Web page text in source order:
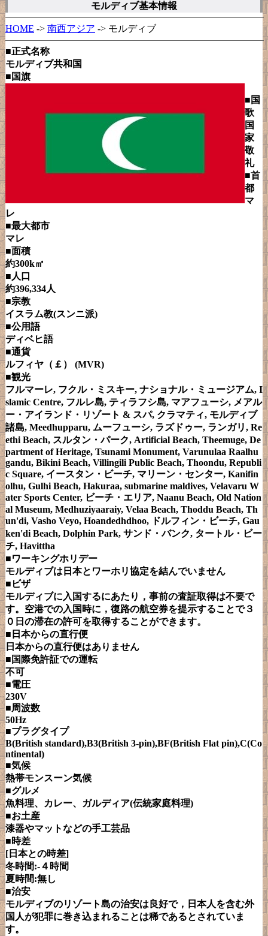
モルディブ基本情報
HOME -> 南西アジア -> モルディブ
■正式名称
モルディブ共和国
■国旗
■国
歌
国
家
敬
礼
■首
都
マ
レ
■最大都市
マレ
■面積
約300k㎡
■人口
約396,334人
■宗教
イスラム教(スンニ派)
■公用語
ディベヒ語
■通貨
ルフィヤ（￡） (MVR)
■観光
フルマーレ, フクル・ミスキー, ナショナル・ミュージアム, I
slamic Centre, フルレ島, ティラフシ島, マアフューシ, メアル
ー・アイランド・リゾート & スパ, クラマティ, モルディブ
諸島, Meedhupparu, ムーフューシ, ラズドゥー, ランガリ, Re
ethi Beach, スルタン・パーク, Artificial Beach, Theemuge, De
partment of Heritage, Tsunami Monument, Varunulaa Raalhu
gandu, Bikini Beach, Villingili Public Beach, Thoondu, Republi
c Square, イースタン・ビーチ, マリーン・センター, Kanifin
olhu, Gulhi Beach, Hakuraa, submarine maldives, Velavaru W
ater Sports Center, ビーチ・エリア, Naanu Beach, Old Nation
al Museum, Medhuziyaaraiy, Velaa Beach, Thoddu Beach, Th
un'di, Vasho Veyo, Hoandedhdhoo, ドルフィン・ビーチ, Gau
ken'di Beach, Dolphin Park, サンド・バンク, タートル・ビー
チ, Havittha
■ワーキングホリデー
モルディブは日本とワーホリ協定を結んでいません
■ビザ
モルディブに入国するにあたり，事前の査証取得は不要で
す。空港での入国時に，復路の航空券を提示することで３
０日の滞在の許可を取得することができます。
■日本からの直行便
日本からの直行便はありません
■国際免許証での運転
不可
■電圧
230V
■周波数
50Hz
■プラグタイプ
B(British standard),B3(British 3-pin),BF(British Flat pin),C(Co
ntinental)
■気候
熱帯モンスーン気候
■グルメ
魚料理、カレー、ガルディア(伝統家庭料理)
■お土産
漆器やマットなどの手工芸品
■時差
[日本との時差]
冬時間:-４時間
夏時間:無し
■治安
モルディブのリゾート島の治安は良好で，日本人を含む外
国人が犯罪に巻き込まれることは稀であるとされていま
す。